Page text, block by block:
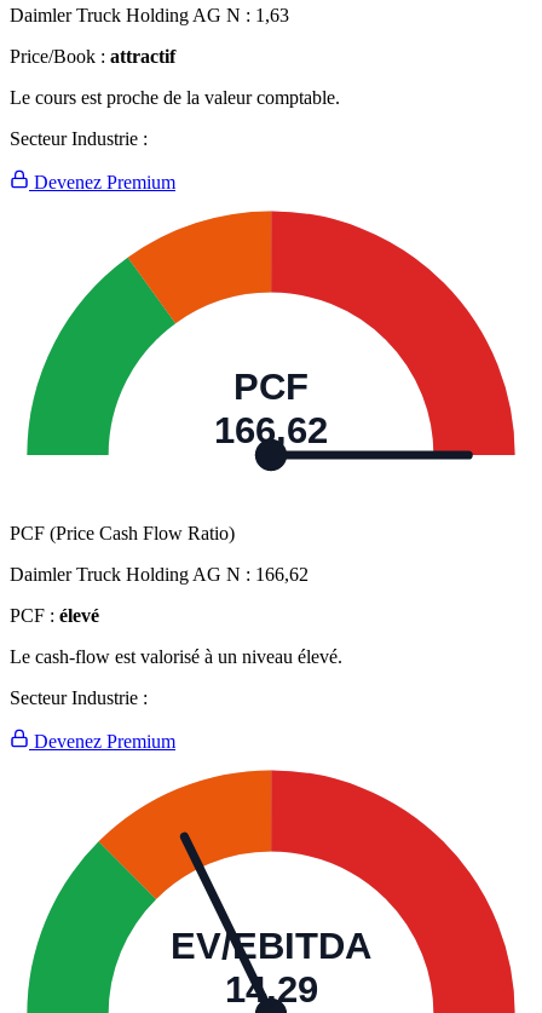
Daimler Truck Holding AG N : 1,63
Price/Book : attractif
Le cours est proche de la valeur comptable.
Secteur Industrie :
Devenez Premium
PCF
166,62
PCF (Price Cash Flow Ratio)
Daimler Truck Holding AG N : 166,62
PCF : élevé
Le cash-flow est valorisé à un niveau élevé.
Secteur Industrie :
Devenez Premium
EV/EBITDA
14,29